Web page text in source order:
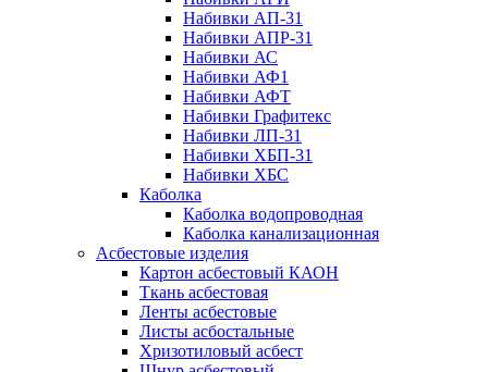
Набивки АП-31
Набивки АПР-31
Набивки АС
Набивки АФ1
Набивки АФТ
Набивки Графитекс
Набивки ЛП-31
Набивки ХБП-31
Набивки ХБС
Каболка
Каболка водопроводная
Каболка канализационная
Асбестовые изделия
Картон асбестовый КАОН
Ткань асбестовая
Ленты асбестовые
Листы асбостальные
Хризотиловый асбеcт